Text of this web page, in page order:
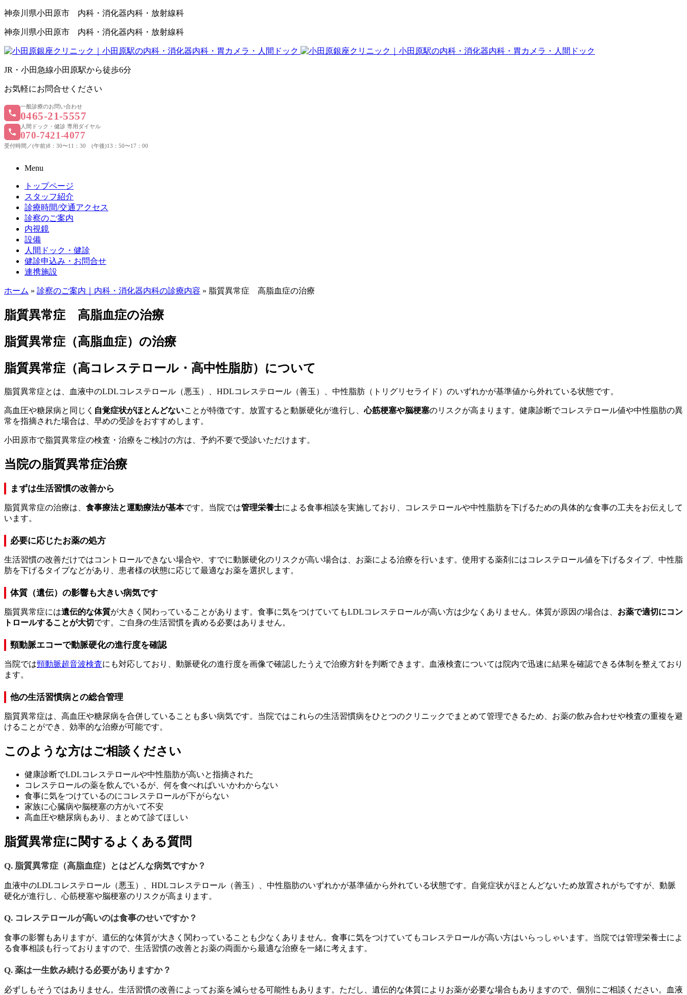
神奈川県小田原市 内科・消化器内科・放射線科
神奈川県小田原市 内科・消化器内科・放射線科
JR・小田急線小田原駅から徒歩6分
お気軽にお問合せくださ い
一般診療のお問い合わせ
0465-21-5557
人間ドック・健診 専用ダイヤル
070-7421-4077
受付時間／(午前)8：30〜11：30 (午後)13：50〜17：00
Menu
トップページ
スタッフ紹介
診療時間/交通アクセス
診察のご案内
内視鏡
設備
人間ドック・健診
健診申込み・お問合せ
連携施設
ホーム » 診察のご案内｜内科・消化器内科の診療内容 » 脂質異常症 高脂血症の治療
脂質異常症 高脂血症の治療
脂質異常症（高脂血症）の治療
脂質異常症（高コレステロール・高中性脂肪）について
脂質異常症とは、血液中のLDLコレステロール（悪玉）、HDLコレステロール（善玉）、中性脂肪（トリグリセライド）のいずれかが基準値から外れている状態です。
高血圧や糖尿病と同じく 自覚症状がほとんどないことが特徴です。放置すると動脈硬化が進行し、心筋梗塞や脳梗塞のリスクが高まります。健康診断でコレステロール値や中性脂肪の異
常を指摘された場合は、早めの受診をおすすめします。
小田原市で脂質異常症の検査・治療をご検討の方は、予約不要で受診いただけます。
当院の脂質異常症治療
まずは生活習慣の改善から
脂質異常症の治療は、 食事療法と運動療法が基本です。当院では管理栄養士による食事相談を実施しており、コレステロールや中性脂肪を下げるための具体的な食事の工夫をお伝えして
います。
必要に応じたお薬の処方
生活習慣の改善だけではコントロールできない場合や、すでに動脈硬化のリスクが高い場合は、お薬による治療を行います。使用する薬剤にはコレステロール値を下げるタイプ、中性脂
肪を下げるタイプなどがあり、患者様の状態に応じて最適なお薬を選択します。
体質（遺伝）の影響も大きい病気です
脂質異常症には遺伝的な体質が大きく関わっていることがあります。食事に気をつけていてもLDLコレステロールが高い方は少なくありません。体質が原因の場合は、 お薬で適切にコン
トロールすることが大切です。ご自身の生活習慣を責める必要はありません。
頸動脈エコーで動脈硬化の進行度を確認
当院では頸動脈超音波検査にも対応しており、動脈硬化の進行度を画像で確認したうえで治療方針を判断できます。血液検査については院内で迅速に結果を確認できる体制を整えており
ます。
他の生活習慣病との総合管理
脂質異常症は、高血圧や糖尿病を合併していることも多い病気です。当院ではこれらの生活習慣病をひとつのクリニックでまとめて管理できるため、お薬の飲み合わせや検査の重複を避
けることができ、効率的な治療が可能です。
このような方はご相談ください
健康診断でLDLコレステロールや中性脂肪が高いと指摘された
コレステロールの薬を飲んでいるが、何を食べればいいかわからない
食事に気をつけているのにコレステロールが下がらない
家族に心臓病や脳梗塞の方がいて不安
高血圧や糖尿病もあり、まとめて診てほしい
脂質異常症に関するよくある質問
Q. 脂質異常症（高脂血症）とはどんな病気ですか？
血液中のLDLコレステロール（悪玉）、HDLコレステロール（善玉）、中性脂肪のいずれかが基準値から外れている状態です。自覚症状がほとんどないため放置されがちですが、動脈
硬化が進行し、心筋梗塞や脳梗塞のリスクが高まります。
Q. コレステロールが高いのは食事のせいですか？
食事の影響もありますが、遺伝的な体質が大きく関わっていることも少なくありません。食事に気をつけていてもコレステロールが高い方はいらっしゃいます。当院では管理栄養士によ
る食事相談も行っておりますので、生活習慣の改善とお薬の両面から最適な治療を一緒に考えます。
Q. 薬は一生飲み続ける必要がありますか？
必ずしもそうではありません。生活習慣の改善によってお薬を減らせる可能性もあります。ただし、遺伝的な体質によりお薬が必要な場合もありますので、個別にご相談ください。血液